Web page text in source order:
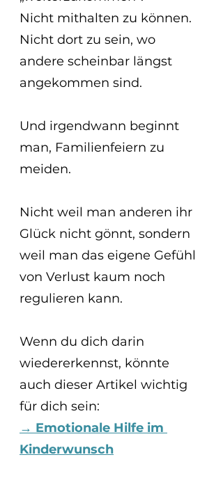
Nicht mithalten zu können.
Nicht dort zu sein, wo
andere scheinbar längst
angekommen sind.
Und irgendwann beginnt
man, Familienfeiern zu
meiden.
Nicht weil man anderen ihr
Glück nicht gönnt, sondern
weil man das eigene Gefühl
von Verlust kaum noch
regulieren kann.
Wenn du dich darin
wiedererkennst, könnte
auch dieser Artikel wichtig
für dich sein:
→ Emotionale Hilfe im
Kinderwunsch